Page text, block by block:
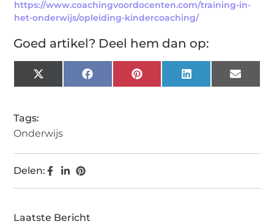
https://www.coachingvoordocenten.com/training-in-
het-onderwijs/opleiding-kindercoaching/
Goed artikel? Deel hem dan op:
X
(Twitter)
FacebookPinterest LinkedIn Email
Tags:
Onderwijs
Delen:
Laatste Bericht